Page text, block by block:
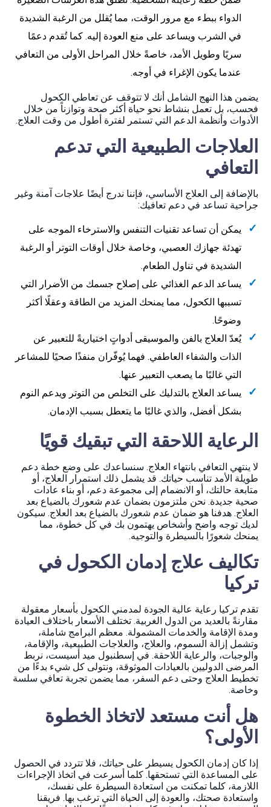
الدواء ببطء مع مرور الوقت، مما يُقلل من الرغبة الشديدة
في الشرب ويساعد على منع العودة إليه. كما تُقدم دعمًا
سريًا وطويل الأمد، خاصةً خلال المراحل الأولى من التعافي
عندما يكون الإغراء في أوجه.
يضمن هذا النهج الشامل أنك لا تتوقف عن تعاطي الكحول
فحسب، بل تعمل بنشاط نحو حياة أكثر صحة وتوازناً من خلال
الأدوات وأنظمة الدعم التي تستمر لفترة أطول من وقت العلاج.
العلاجات الطبيعية التي تدعم
التعافي
بالإضافة إلى العلاج الأساسي، فإننا ندرج أيضًا علاجات آمنة وغير
جراحية تساعد في دعم تعافيك:
يمكن أن تساعد تقنيات التنفس والاسترخاء الموجه على
تهدئة جهازك العصبي، وخاصة خلال أوقات التوتر أو الرغبة
الشديدة في تناول الطعام.
يساعد الدعم الغذائي على إصلاح جسمك من الأضرار التي
تسببها الكحول، مما يمنحك المزيد من الطاقة وعقلًا أكثر
وضوحًا.
يُعدّ العلاج بالفن والموسيقى أدواتٍ اختياريةً للتعبير عن
الذات والشفاء العاطفي. فهما يُوفّران منفذًا صحيًا للمشاعر
التي غالبًا ما يصعب التعبير عنها.
يساعد العلاج بالتدليك على التخلص من التوتر ويدعم النوم
بشكل أفضل، والذي غالبًا ما يتعطل بسبب الإدمان.
الرعاية اللاحقة التي تبقيك قويًا
لا ينتهي التعافي بانتهاء العلاج. سنساعدك على وضع خطة دعم
طويلة الأمد تناسب حياتك. قد يشمل ذلك استمرار العلاج، أو
متابعة حالتك، أو الانضمام إلى مجموعة دعم، أو بناء عادات
صحية جديدة. نحن ملتزمون بضمان عدم شعورك بالضياع بعد
العلاج. هدفنا هو ضمان عدم شعورك بالضياع بعد العلاج. سيكون
لديك توجه واضح وأشخاص يهتمون بك في كل خطوة، مما
يمنحك شعورًا بالسيطرة والتوجيه.
تكاليف علاج إدمان الكحول في
تركيا
تقدم تركيا رعاية عالية الجودة لمدمني الكحول بأسعار معقولة
مقارنةً بالعديد من الدول الغربية. تختلف الأسعار باختلاف العيادة
ومدة الإقامة والخدمات المشمولة. معظم البرامج شاملة،
وتشمل إزالة السموم، والعلاج، والعلاجات الطبيعية، والإقامة،
والوجبات، والرعاية اللاحقة. في إسطنبول ميد أسيست، نربط
المرضى الدوليين بالعيادات الموثوقة، ونتولى كل شيء بدءًا من
تخطيط العلاج وحتى دعم السفر، مما يضمن تجربة تعافي سلسة
وخاصة.
هل أنت مستعد لاتخاذ الخطوة
الأولى؟
إذا كان إدمان الكحول يسيطر على حياتك، فلا تتردد في الحصول
على المساعدة التي تستحقها. كلما أسرعت في اتخاذ الإجراءات
اللازمة، كلما تمكنت من استعادة السيطرة على نفسك،
واستعادة صحتك، والعودة إلى الحياة التي ترغب بها. فريقنا